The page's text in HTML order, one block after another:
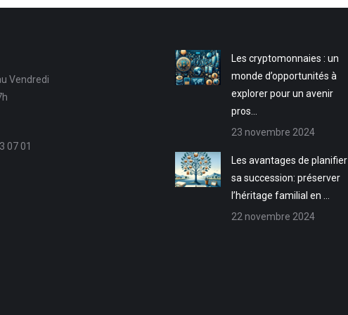
Vendredi
07 01
Les cryptomonnaies : un
monde d’opportunités à
explorer pour un avenir
pros…
23 novembre 2024
Les avantages de planifier
sa succession: préserver
l’héritage familial en …
22 novembre 2024